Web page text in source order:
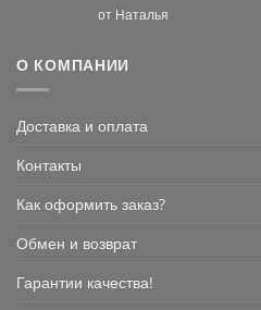
Оценка5
от Наталья
О КОМПАНИИ
Доставка и оплата
Контакты
Как оформить заказ?
Обмен и возврат
Гарантии качества!